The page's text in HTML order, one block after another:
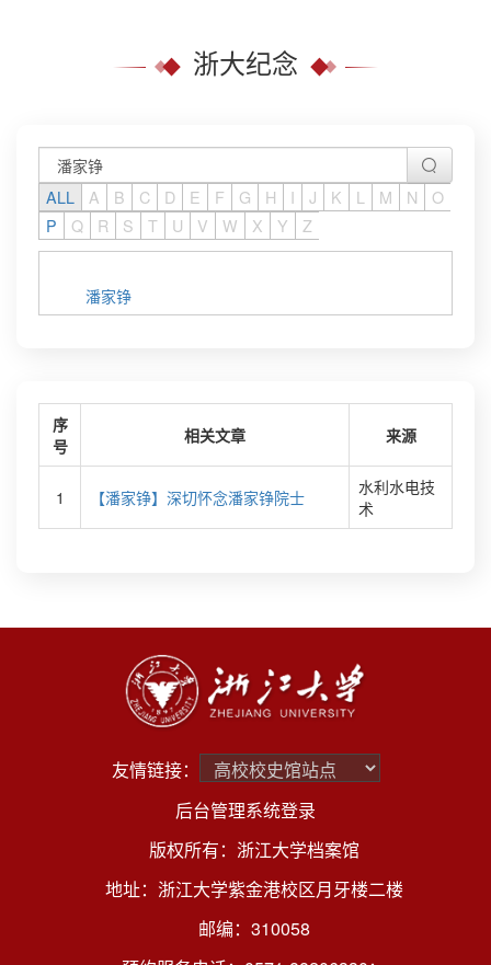
浙大纪念
ALL A B C D E F G H I J K L M N
O
P
Q R S T U V W X Y Z
潘家铮
序
号
相关文章 来源
1 【潘家铮】深切怀念潘家铮院士
水利水电技
术
友情链接：
后台管理系统登录
版权所有：浙江大学档案馆
地址：浙江大学紫金港校区月牙楼二楼
邮编：310058